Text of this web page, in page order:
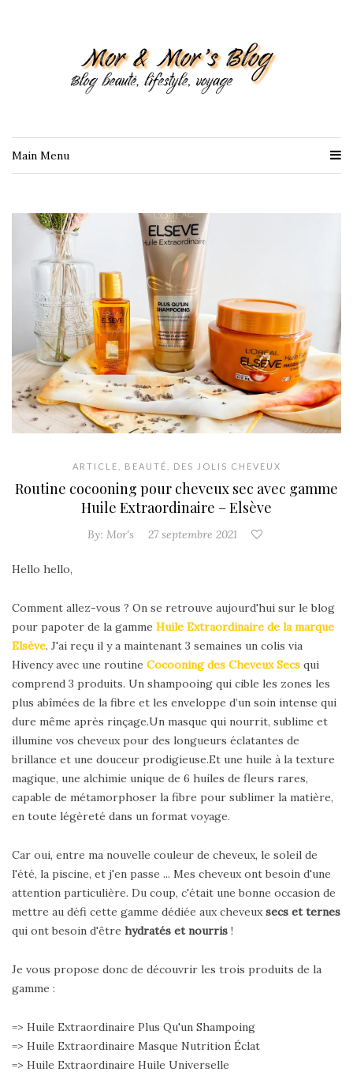
Main Menu
ARTICLE BEAUTÉ DES JOLIS CHEVEUX
Routine cocooning pour cheveux sec avec gamme
Huile Extraordinaire – Elsève
By: Mor's 27 septembre 2021
Hello hello,
Comment allez-vous ? On se retrouve aujourd'hui sur le blog
pour papoter de la gamme Huile Extraordinaire de la marque
Elsève. J'ai reçu il y a maintenant 3 semaines un colis via
Hivency avec une routine Cocooning des Cheveux Secs qui
comprend 3 produits. Un shampooing qui cible les zones les
plus abîmées de la fibre et les enveloppe d’un soin intense qui
dure même après rinçage.Un masque qui nourrit, sublime et
illumine vos cheveux pour des longueurs éclatantes de
brillance et une douceur prodigieuse.Et une huile à la texture
magique, une alchimie unique de 6 huiles de fleurs rares,
capable de métamorphoser la fibre pour sublimer la matière,
en toute légèreté dans un format voyage.
Car oui, entre ma nouvelle couleur de cheveux, le soleil de
l'été, la piscine, et j'en passe ... Mes cheveux ont besoin d'une
attention particulière. Du coup, c'était une bonne occasion de
mettre au défi cette gamme dédiée aux cheveuxsecs et ternes
qui ont besoin d'être hydratés et nourris !
Je vous propose donc de découvrir les trois produits de la
gamme :
=> Huile Extraordinaire Plus Qu'un Shampoing
=> Huile Extraordinaire Masque Nutrition Éclat
=> Huile Extraordinaire Huile Universelle